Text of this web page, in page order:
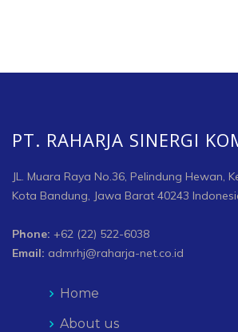
PT. RAHARJA SINERGI
JL. Muara Raya No.36, Pelindung Hewan,
Kota Bandung, Jawa Barat 40243
Phone: +62 (22) 522-6038
Email: admrhj@raharja-net.co.id
Home
About us